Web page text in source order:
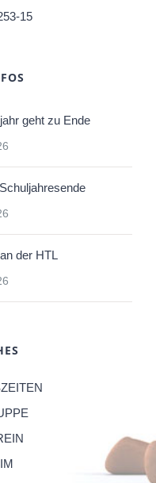
15
geht zu Ende
der HTL